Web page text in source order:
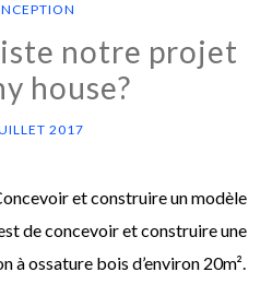
notre projet
house?
2017
et construire un modèle
de concevoir et construire une
à ossature bois d’environ 20m².